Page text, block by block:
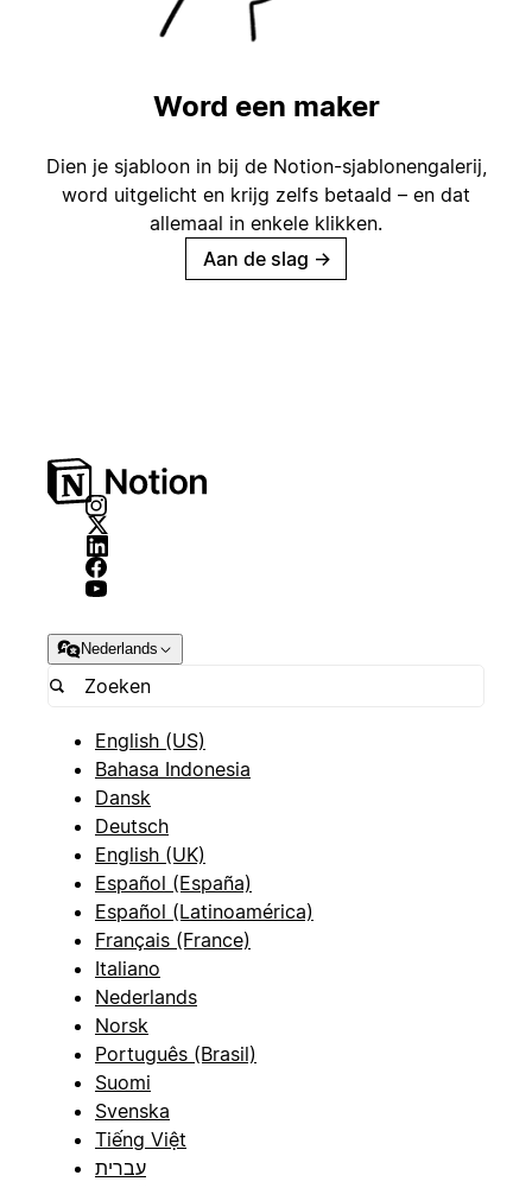
Word een maker
Dien je sjabloon in bij de Notion-sjablonengalerij,
word uitgelicht en krijg zelfs betaald – en dat
allemaal in enkele klikken.
Aan de slag →
Nederlands
English (US)
Bahasa Indonesia
Dansk
Deutsch
English (UK)
Español (España)
Español (Latinoamérica)
Français (France)
Italiano
Nederlands
Norsk
Português (Brasil)
Suomi
Svenska
Tiếng Việt
עברית